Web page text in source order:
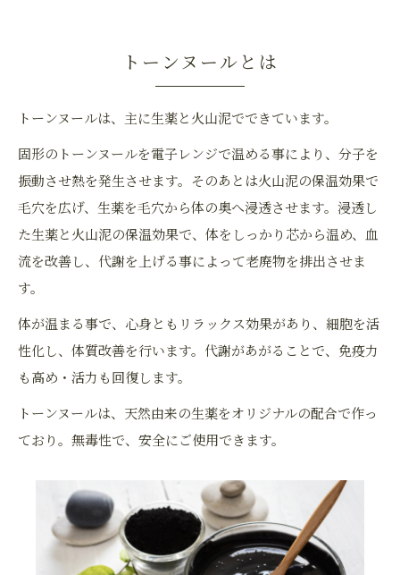
トーンヌールとは
トーンヌールは、主に生薬と火山泥でできています。
固形のトーンヌールを電子レンジで温める事により、分子を
振動させ熱を発生させます。そのあとは火山泥の保温効果で
毛穴を広げ、生薬を毛穴から体の奥へ浸透させます。浸透し
た生薬と火山泥の保温効果で、体をしっかり芯から温め、血
流を改善し、代謝を上げる事によって老廃物を排出させま
す。
体が温まる事で、心身ともリラックス効果があり、細胞を活
性化し、体質改善を行います。代謝があがることで、免疫力
も高め・活力も回復します。
トーンヌールは、天然由来の生薬をオリジナルの配合で作っ
ており。無毒性で、安全にご使用できます。